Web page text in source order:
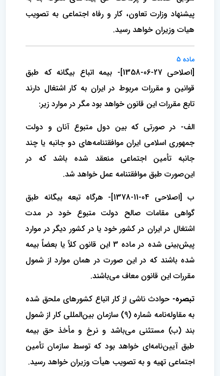
پیشنهاد وزارت تعاون، کار و رفاه اجتماعی به تصویب
هیات وزیران خواهد رسید.
ماده 5
[اصلاحی 27-06-1358]- بیمه اتباع بیگانه که طبق
قوانین و مقررات مربوط در ایران به کار اشتغال دارند
تابع مقررات این قانون خواهد بود مگر در موارد زیر:
الف- در صورتی که بین دول متبوع آنان و دولت
جمهوری اسلامی ایران موافقتنامه‌های دو جانبه یا چند
جانبه تأمین اجتماعی منعقد شده باشد که در
این‌صورت طبق موافقتنامه عمل خواهد شد.
ب [اصلاحی 04-11-1378]- هرگاه تبعه بیگانه طبق
گواهی مقامات صالح دولت متبوع خود در مدت
اشتغال در ایران در کشور خود یا در کشور دیگر در موارد
پیش‌بینی شده در ماده 3 این قانون کلاً یا بعضاً بیمه
شده باشند که در این صورت در همان موارد از شمول
مقررات این قانون معاف می‌باشند.
تبصره- حوادث ناشی از کار اتباع کشورهای ملحق شده
به مقاوله‌نامه شماره (9) سازمان بین‌المللی کار از شمول
بند (ب) مستثنی می‌باشد و نرخ و‌ مأخذ حق بیمه
طبق آیین‌نامه‌ای خواهد بود که توسط سازمان تأمین
اجتماعی تهیه و به تصویب هیأت وزیران خواهد رسید.